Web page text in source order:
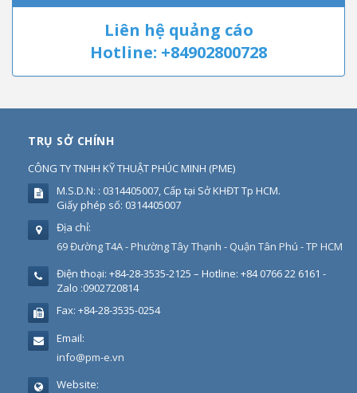
Liên hệ quảng cáo
Hotline: +84902800728
TRỤ SỞ CHÍNH
CÔNG TY TNHH KỸ THUẬT PHÚC MINH (PME)
M.S.D.N: : 0314405007, Cấp tại Sở KHĐT Tp HCM.
Giấy phép số: 0314405007
Địa chỉ:
69 Đường T4A - Phường Tây Thạnh - Quận Tân Phú - TP HCM
Điện thoại: +84-28-3535-2125 – Hotline: +84 0766 22 6161 -
Zalo :0902720814
Fax: +84-28-3535-0254
Email:
info@pm-e.vn
Website: